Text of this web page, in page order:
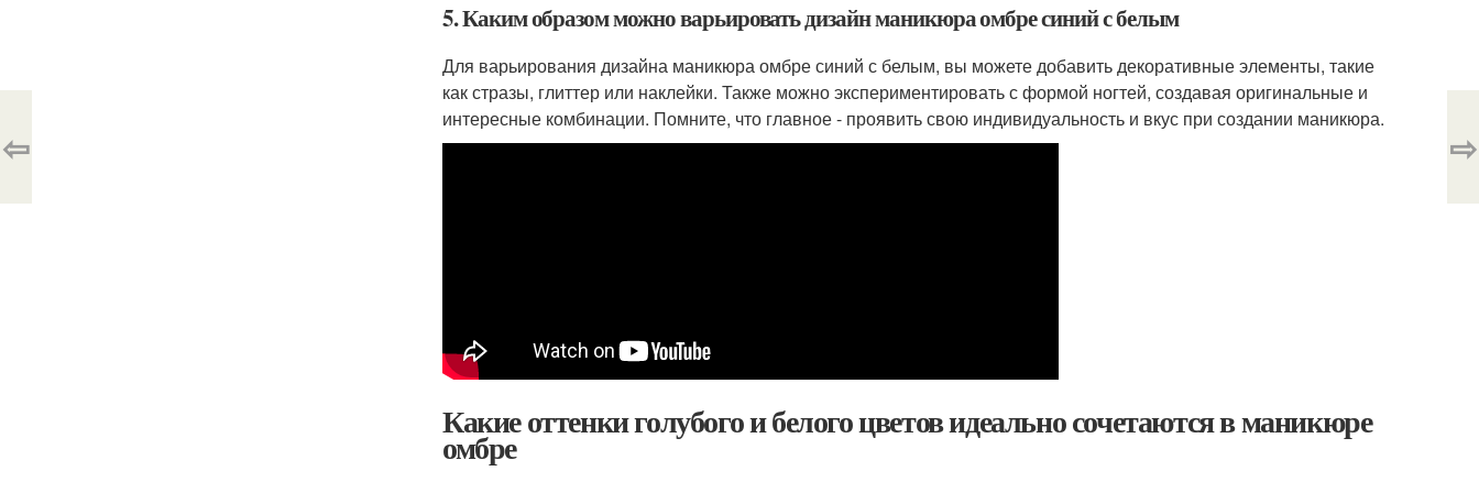
5. Каким образом можно варьировать дизайн маникюра омбре синий с белым
Для варьирования дизайна маникюра омбре синий с белым, вы можете добавить декоративные элементы, такие
как стразы, глиттер или наклейки. Также можно экспериментировать с формой ногтей, создавая оригинальные и
интересные комбинации. Помните, что главное - проявить свою индивидуальность и вкус при создании маникюра.
Какие оттенки голубого и белого цветов идеально сочетаются в маникюре
омбре
⇦ ⇨